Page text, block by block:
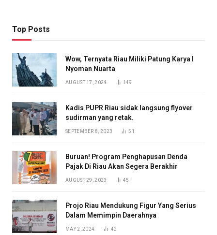
Top Posts
Wow, Ternyata Riau Miliki Patung Karya I
Nyoman Nuarta
AUGUST 17, 2024 149
Kadis PUPR Riau sidak langsung flyover
sudirman yang retak.
SEPTEMBER 8, 2023 51
Buruan! Program Penghapusan Denda
Pajak Di Riau Akan Segera Berakhir
AUGUST 29, 2023 45
Projo Riau Mendukung Figur Yang Serius
Dalam Memimpin Daerahnya
MAY 2, 2024 42